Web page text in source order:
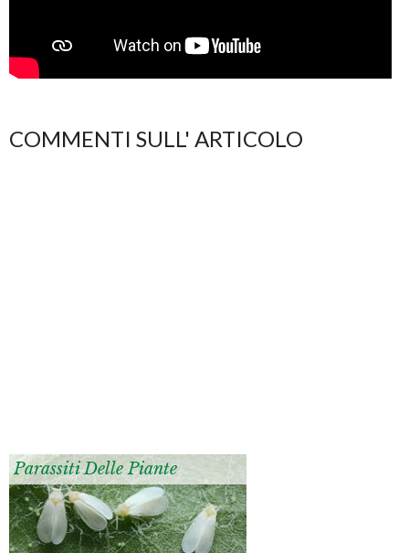
COMMENTI SULL' ARTICOLO
Parassiti Delle Piante